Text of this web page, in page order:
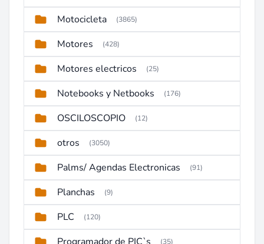
Motocicleta (3865)
Motores (428)
Motores electricos (25)
Notebooks y Netbooks (176)
OSCILOSCOPIO (12)
otros (3050)
Palms/ Agendas Electronicas (91)
Planchas (9)
PLC (120)
(35)